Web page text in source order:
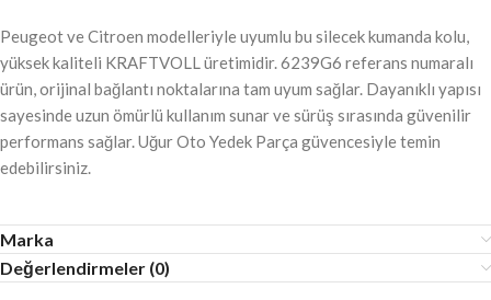
Peugeot ve Citroen modelleriyle uyumlu bu silecek kumanda kolu,
yüksek kaliteli KRAFTVOLL üretimidir. 6239G6 referans numaralı
ürün, orijinal bağlantı noktalarına tam uyum sağlar. Dayanıklı yapısı
sayesinde uzun ömürlü kullanım sunar ve sürüş sırasında güvenilir
performans sağlar. Uğur Oto Yedek Parça güvencesiyle temin
edebilirsiniz.
Marka
Değerlendirmeler (0)